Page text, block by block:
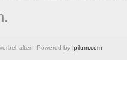
Powered by Ipilum.com